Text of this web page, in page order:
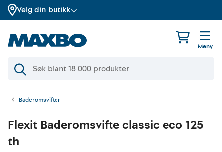
Velg din butikk
Meny
Baderomsvifter
Flexit Baderomsvifte classic eco 125
th